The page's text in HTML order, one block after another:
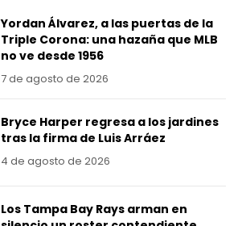
Yordan Álvarez, a las puertas de la
Triple Corona: una hazaña que MLB
no ve desde 1956
7 de agosto de 2026
Bryce Harper regresa a los jardines
tras la firma de Luis Arráez
4 de agosto de 2026
Los Tampa Bay Rays arman en